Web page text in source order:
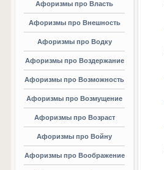
Афоризмы про Власть
Афоризмы про Внешность
Афоризмы про Водку
Афоризмы про Воздержание
Афоризмы про Возможность
Афоризмы про Возмущение
Афоризмы про Возраст
Афоризмы про Войну
Афоризмы про Воображение